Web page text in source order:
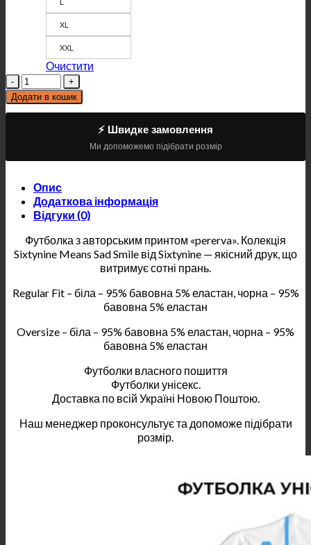
XL
XXL
Очистити
Кількість
Додати в кошик
⚡ Швидке замовлення
Ми допоможемо підібрати розмір
Опис
Додаткова інформація
Відгуки (0)
Футболка з авторським принтом «pererva». Колекція
Sixtynine Means Sad Smile від Sixtynine — якісний друк, що
витримує сотні прань.
Regular Fit – біла – 95% бавовна 5% еластан, чорна – 95%
бавовна 5% еластан
Oversize – біла – 95% бавовна 5% еластан, чорна – 95%
бавовна 5% еластан
Футболки власного пошиття
Футболки унісекс.
Доставка по всій Україні Новою Поштою.
Наш менеджер проконсультує та допоможе підібрати
розмір.